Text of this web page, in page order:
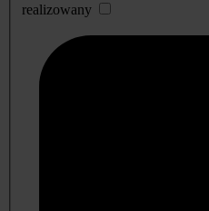
realizowany